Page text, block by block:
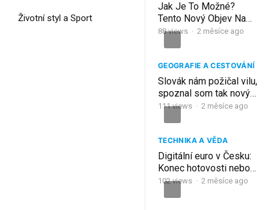
Životní styl a Sport
Jak Je To Možné?
Tento Nový Objev Na
Everestu Vyděsil
88views · 2 měsíce ago
GEOGRAFIE A CESTOVÁNÍ
Slovák nám požičal vilu,
spoznal som tak nový
rajský ostrov | Koh
111views · 2 měsíce ago
TECHNIKA A VĚDA
Digitální euro v Česku:
Konec hotovosti nebo
nový začátek?
102views · 2 měsíce ago